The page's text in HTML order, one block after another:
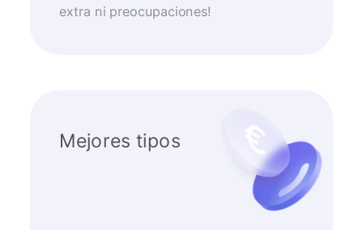
extra ni preocupaciones!
Mejores tipos